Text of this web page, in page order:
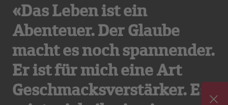
«Das Leben ist ein
Abenteuer. Der Glaube
macht es noch spannender.
Er ist für mich eine Art
Geschmacksverstärker. Es